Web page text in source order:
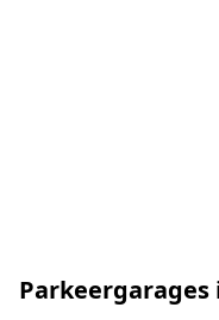
Parkeergarages